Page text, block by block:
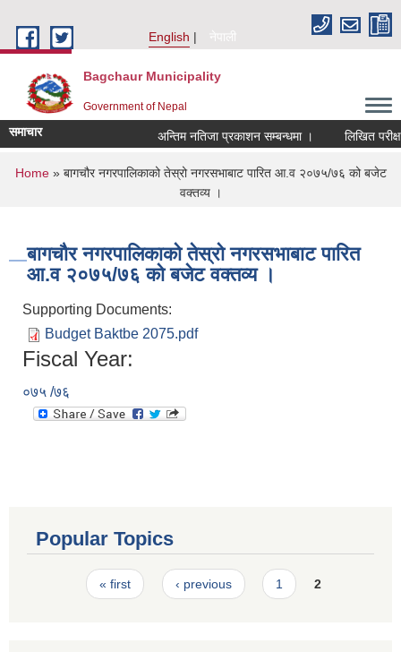
English
नेपाली
Bagchaur Municipality
Government of Nepal
समाचार अन्तिम नतिजा प्रकाशन सम्बन्धमा । लिखित
You are here
Home» बागचौर नगरपालिकाको तेस्रो नगरसभाबाट पारित आ.व २०७५/७६ को बजेट
वक्तव्य ।
बागचौर नगरपालिकाको तेस्रो नगरसभाबाट पारित
आ.व २०७५/७६ को बजेट वक्तव्य ।
Supporting Documents:
Budget Baktbe 2075.pdf
Fiscal Year:
०७५ /७६
Popular Topics
Pages« first ‹ previous 1 2